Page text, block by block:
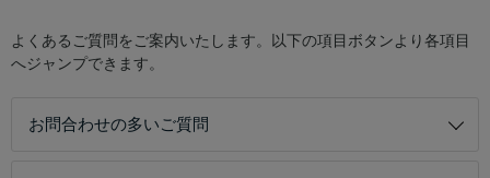
よくあるご質問をご案内いたします。以下の項目ボタンより各項目
へジャンプできます。
お問合わせの多いご質問